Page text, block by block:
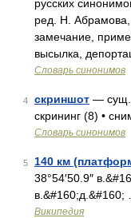
русских
ред. Н.
замечание,
высылка,
Словарь синонимов
4 скриншот — сущ.,
скрининг (8) •
Словарь синонимов
5 140 км
38°54′50.9″
в.&#160;д.&#160;
Википедия